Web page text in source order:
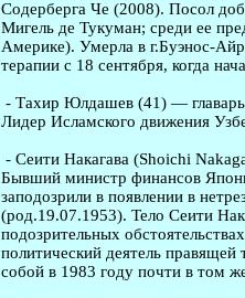
Содерберга Че (2008). Посол
Мигель де Тукуман; среди ее
Америке). Умерла в г.Буэнос-
терапии с 18 сентября, когда
- Тахир Юлдашев (41) —
Лидер Исламского движения
- Сеити Накагава (Shoichi
Бывший министр финансов
заподозрили в появлении в
(род.19.07.1953). Тело Сеити
подозрительных
политический деятель
собой в 1983 году почти в том